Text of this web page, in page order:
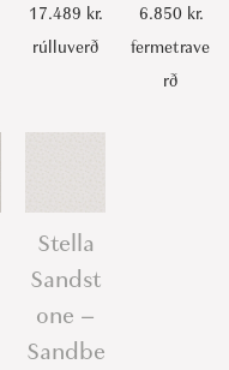
17.489 kr.
rúlluverð
6.850 kr.
fermetrave
rð
Stella
Sandst
one –
Sandbe